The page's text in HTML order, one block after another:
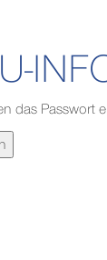
das Passwort